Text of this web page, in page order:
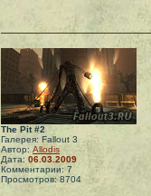
The Pit #2
Галерея: Fallout 3
Автор: Allodis
Дата: 06.03.2009
Комментарии: 7
Просмотров: 8704